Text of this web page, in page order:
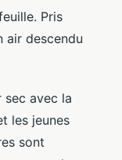
Pris
air descendu
sec avec la
les jeunes
sont